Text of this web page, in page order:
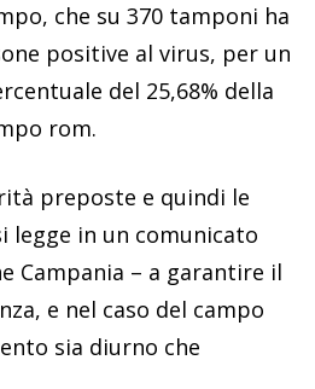
che su 370 tamponi ha
positive al virus, per un
del 25,68% della
rom.
preposte e quindi le
legge in un comunicato
Campania – a garantire il
e nel caso del campo
sia diurno che